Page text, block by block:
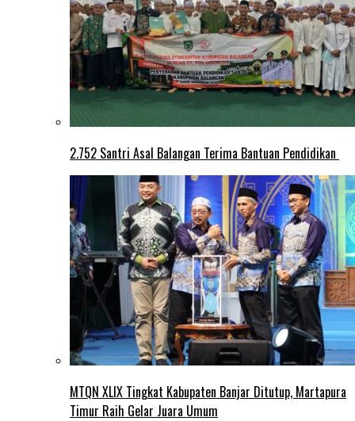
2.752 Santri Asal Balangan Terima Bantuan Pendidikan
MTQN XLIX Tingkat Kabupaten Banjar Ditutup, Martapura
Timur Raih Gelar Juara Umum